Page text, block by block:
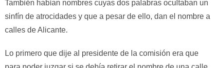
También habían nombres cuyas dos palabras ocultaban un
sinfín de atrocidades y que a pesar de ello, dan el nombre a
calles de Alicante.
Lo primero que dije al presidente de la comisión era que